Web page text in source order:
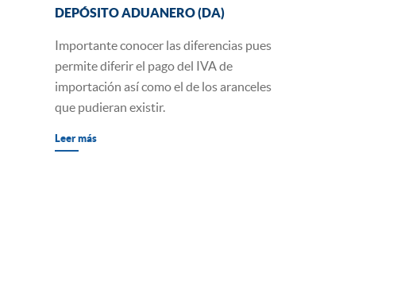
DEPÓSITO ADUANERO (DA)
Importante conocer las diferencias pues
permite diferir el pago del IVA de
importación así como el de los aranceles
que pudieran existir.
Leer más